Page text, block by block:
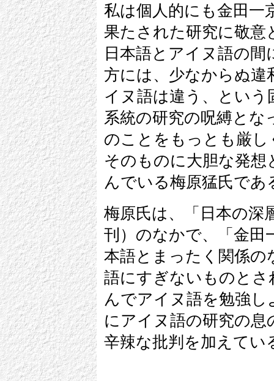
私は個人的にも金田一
果たされた研究に敬意
日本語とアイヌ語の
方には、少なからぬ違
イヌ語は違う、という
系統の研究の呪縛と
のことをもっとも厳
そのものに大胆な発想
んでいる梅原猛氏であ
梅原氏は、「日本の深
刊）のなかで、「金田
本語とまったく関係の
語にすぎないものと
んでアイヌ語を勉強し
にアイヌ語の研究の
辛辣な批判を加えてい